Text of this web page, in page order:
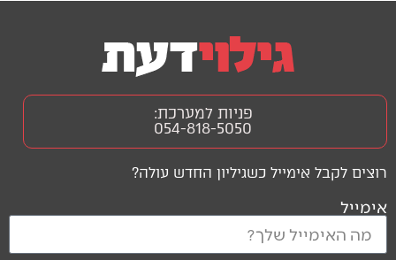
רוצים לקבל אימייל כשגיליון החדש עולה?
אימייל
פניות למערכת:
054-818-5050